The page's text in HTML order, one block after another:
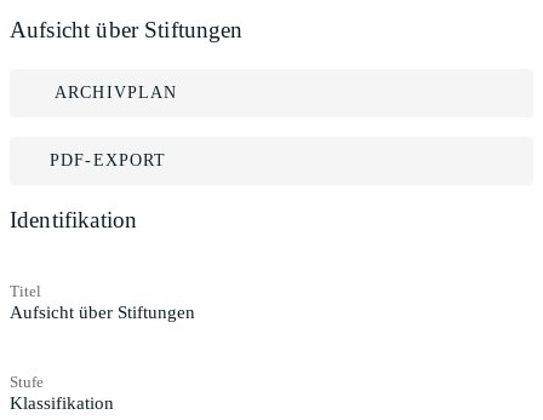
Aufsicht über Stiftungen
ARCHIVPLAN
PDF-EXPORT
Identifikation
Titel
Aufsicht über Stiftungen
Stufe
Klassifikation